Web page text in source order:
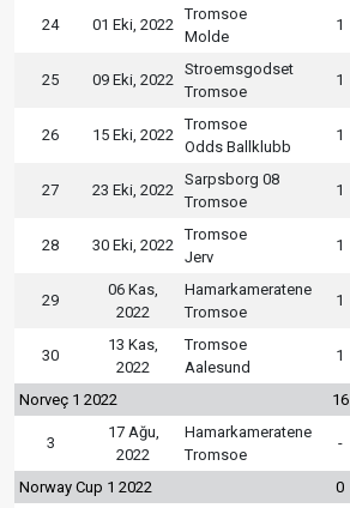
24 01 Eki, 2022
Tromsoe
Molde
1
25 09 Eki, 2022
Stroemsgodset
Tromsoe
1
26 15 Eki, 2022
Tromsoe
Odds Ballklubb
1
27 23 Eki, 2022
Sarpsborg 08
Tromsoe
1
28 30 Eki, 2022
Tromsoe
Jerv
1
29
06 Kas,
2022
Hamarkameratene
Tromsoe
1
30
13 Kas,
2022
Tromsoe
Aalesund
1
Norveç 1 2022 16
3
17 Ağu,
2022
Hamarkameratene
Tromsoe
-
Norway Cup 1 2022 0